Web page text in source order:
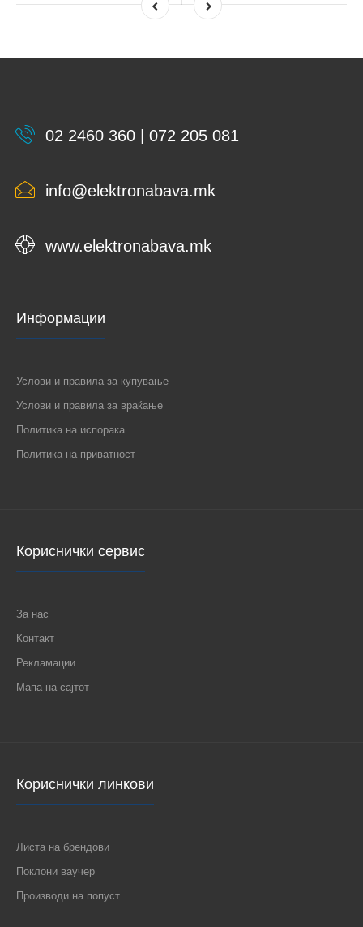
02 2460 360 | 072 205 081
info@elektronabava.mk
www.elektronabava.mk
Информации
Услови и правила за купување
Услови и правила за враќање
Политика на испорака
Политика на приватност
Кориснички сервис
За нас
Контакт
Рекламации
Мапа на сајтот
Кориснички линкови
Листа на брендови
Поклони ваучер
Производи на попуст